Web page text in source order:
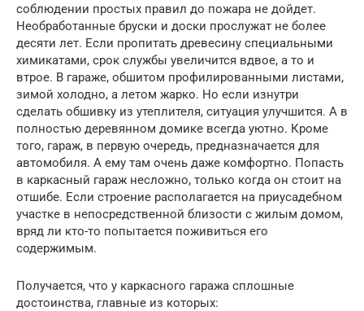
соблюдении простых правил до пожара не дойдет.
Необработанные бруски и доски прослужат не более
десяти лет. Если пропитать древесину специальными
химикатами, срок службы увеличится вдвое, а то и
втрое. В гараже, обшитом профилированными листами,
зимой холодно, а летом жарко. Но если изнутри
сделать обшивку из утеплителя, ситуация улучшится. А в
полностью деревянном домике всегда уютно. Кроме
того, гараж, в первую очередь, предназначается для
автомобиля. А ему там очень даже комфортно. Попасть
в каркасный гараж несложно, только когда он стоит на
отшибе. Если строение располагается на приусадебном
участке в непосредственной близости с жилым домом,
вряд ли кто-то попытается поживиться его
содержимым.
Получается, что у каркасного гаража сплошные
достоинства, главные из которых: